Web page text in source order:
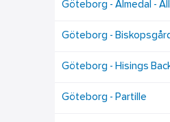
Göteborg - Almedal -
Göteborg -
Göteborg - Hisings
Göteborg - Partille